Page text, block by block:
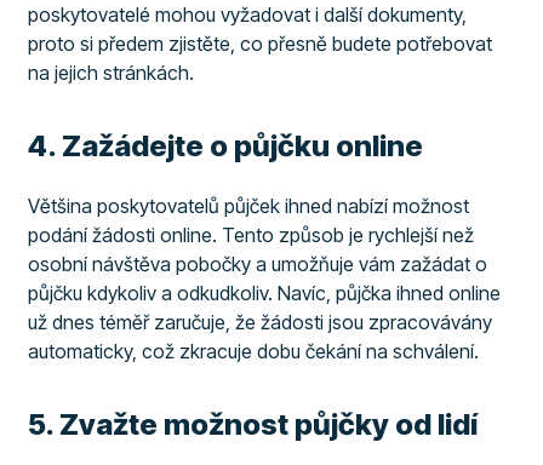
poskytovatelé mohou vyžadovat i další dokumenty,
proto si předem zjistěte, co přesně budete potřebovat
na jejich stránkách.
​4. Zažádejte o půjčku online
Většina poskytovatelů půjček ihned nabízí možnost
podání žádosti online. Tento způsob je rychlejší než
osobní návštěva pobočky a umožňuje vám zažádat o
půjčku kdykoliv a odkudkoliv. Navíc, půjčka ihned online
už dnes téměř zaručuje, že žádosti jsou zpracovávány
automaticky, což zkracuje dobu čekání na schválení.
​5. Zvažte možnost půjčky od lidí